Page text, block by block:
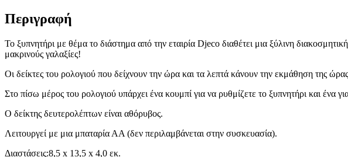
Περιγραφή
Το ξυπνητήρι με θέμα το διάστημα από την εταιρία Djeco διαθέτει μια ξύλινη
μακρινούς γαλαξίες!
Οι δείκτες του ρολογιού που δείχνουν την ώρα και τα λεπτά κάνουν την εκμάθηση της
Στο πίσω μέρος του ρολογιού υπάρχει ένα κουμπί για να ρυθμίζετε το ξυπνητήρι και ένα
Ο δείκτης δευτερολέπτων είναι αθόρυβος.
Λειτουργεί με μια μπαταρία ΑΑ (δεν περιλαμβάνεται στην συσκευασία).
Διαστάσεις:8,5 x 13,5 x 4,0 εκ.